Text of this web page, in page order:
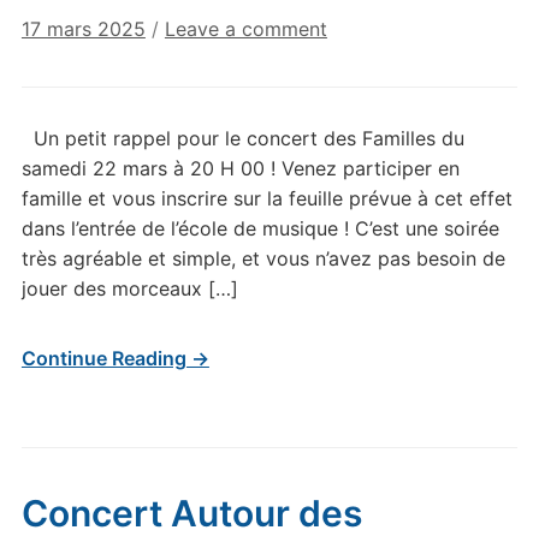
17 mars 2025 / Leave a comment
Un petit rappel pour le concert des Familles du
samedi 22 mars à 20 H 00 ! Venez participer en
famille et vous inscrire sur la feuille prévue à cet effet
dans l’entrée de l’école de musique ! C’est une soirée
très agréable et simple, et vous n’avez pas besoin de
jouer des morceaux […]
Continue Reading →
Concert Autour des